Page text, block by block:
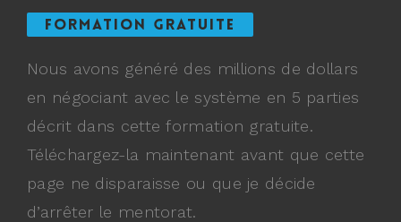
FORMATION GRATUITE
Nous avons généré des millions de dollars
en négociant avec le système en 5 parties
décrit dans cette formation gratuite.
Téléchargez-la maintenant avant que cette
page ne disparaisse ou que je décide
d’arrêter le mentorat.